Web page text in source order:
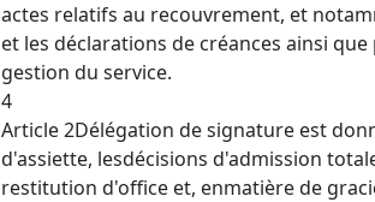
actes relatifs au recouvrement, et
et les déclarations de créances ainsi
gestion du service.
4
Article 2Délégation de signature est
d'assiette, lesdécisions d'admission
restitution d'office et, enmatière de